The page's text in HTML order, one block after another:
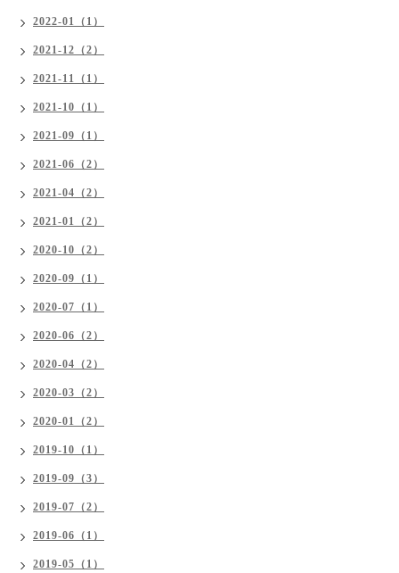
2022-01（1）
2021-12（2）
2021-11（1）
2021-10（1）
2021-09（1）
2021-06（2）
2021-04（2）
2021-01（2）
2020-10（2）
2020-09（1）
2020-07（1）
2020-06（2）
2020-04（2）
2020-03（2）
2020-01（2）
2019-10（1）
2019-09（3）
2019-07（2）
2019-06（1）
2019-05（1）